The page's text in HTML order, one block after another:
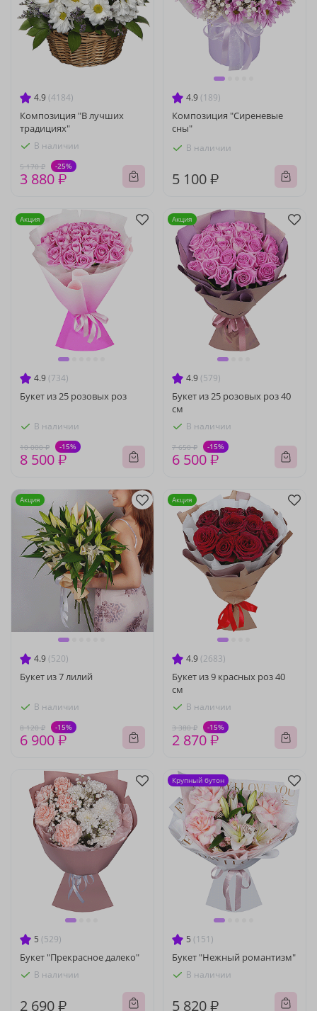
4.9 (4184)
Композиция "В лучших
традициях"
В наличии
5 170 ₽ -25%
3 880 ₽
4.9 (189)
Композиция "Сиреневые
сны"
В наличии
5 100 ₽
4.9 (734)
Букет из 25 розовых роз
В наличии
10 000 ₽ -15%
8 500 ₽
Акция
4.9 (579)
Букет из 25 розовых роз 40
см
В наличии
7 650 ₽ -15%
6 500 ₽
Акция
4.9 (520)
Букет из 7 лилий
В наличии
8 120 ₽ -15%
6 900 ₽
Акция
4.9 (2683)
Букет из 9 красных роз 40
см
В наличии
3 380 ₽ -15%
2 870 ₽
Акция
5 (529)
Букет "Прекрасное далеко"
В наличии
2 690 ₽
5 (151)
Букет "Нежный романтизм"
В наличии
5 820 ₽
Крупный бутон